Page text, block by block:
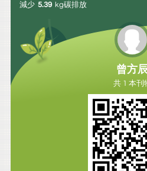
減少 5.39 kg碳排放
曾方辰
共 1 本刊